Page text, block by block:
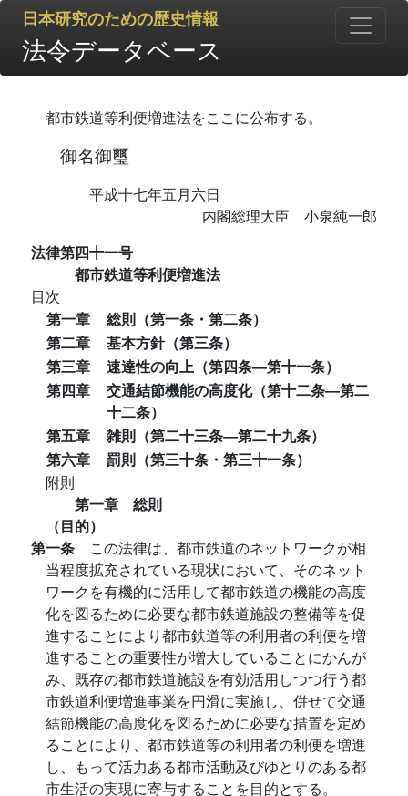
日本研究のための歴史情報
法令データベース
都市鉄道等利便増進法をここに公布する。
御名御璽
平成十七年五月六日
内閣総理大臣 小泉純一郎
法律第四十一号
都市鉄道等利便増進法
目次
第一章
総則（第一条・第二条）
第二章
基本方針（第三条）
第三章
速達性の向上（第四条―第十一条）
第四章
交通結節機能の高度化（第十二条―第二
十二条）
第五章
雑則（第二十三条―第二十九条）
第六章
罰則（第三十条・第三十一条）
附則
第一章 総則
（目的）
第一条 この法律は、都市鉄道のネットワークが相
当程度拡充されている現状において、そのネット
ワークを有機的に活用して都市鉄道の機能の高度
化を図るために必要な都市鉄道施設の整備等を促
進することにより都市鉄道等の利用者の利便を増
進することの重要性が増大していることにかんが
み、既存の都市鉄道施設を有効活用しつつ行う都
市鉄道利便増進事業を円滑に実施し、併せて交通
結節機能の高度化を図るために必要な措置を定め
ることにより、都市鉄道等の利用者の利便を増進
し、もって活力ある都市活動及びゆとりのある都
市生活の実現に寄与することを目的とする。